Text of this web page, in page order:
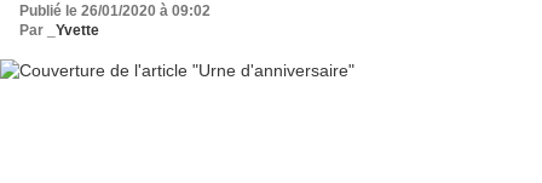
Publié le 26/01/2020 à 09:02
Par
_Yvette